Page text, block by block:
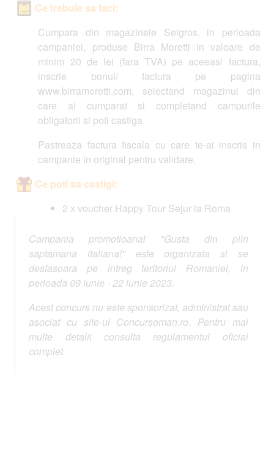
Ce trebuie sa faci:
Cumpara din magazinele Selgros, in perioada
campaniei, produse Birra Moretti in valoare de
minim 20 de lei (fara TVA) pe aceeasi factura,
inscrie bonul/ factura pe pagina
www.birramoretti.com, selectand magazinul din
care ai cumparat si completand campurile
obligatorii si poti castiga.
Pastreaza factura fiscala cu care te-ai inscris in
campanie in original pentru validare.
Ce poti sa castigi:
2 x voucher Happy Tour Sejur la Roma
Campania promotioanal "Gusta din plin
saptamana italiana!" este organizata si se
desfasoara pe intreg teritoriul Romaniei, in
perioada 09 iunie - 22 iunie 2023.
Acest concurs nu este sponsorizat, administrat sau
asociat cu site-ul Concursoman.ro. Pentru mai
multe detalii consulta regulamentul oficial
complet.